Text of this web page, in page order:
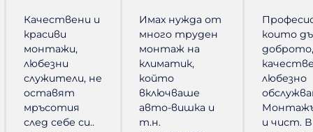
Качествени и
красиви
монтажи,
любезни
служители, не
оставят
мръсотия
Имах нужда от
много труден
монтаж на
климатик,
който
включваше
авто-вишка и
които
доброто,
любезно